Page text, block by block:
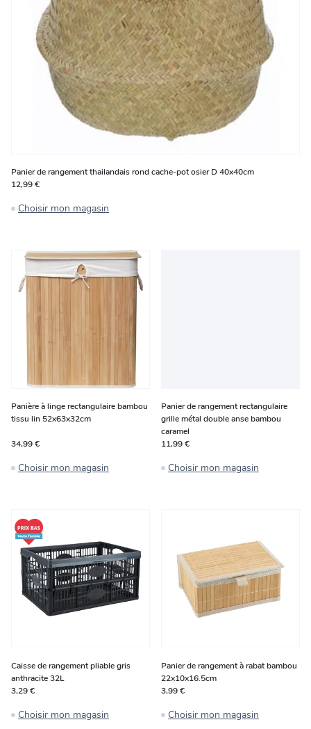
Panier de rangement thailandais rond cache-pot osier D 40x40cm
12,99 €
Choisir mon magasin
Panière à linge rectangulaire bambou
tissu lin 52x63x32cm
34,99 €
Choisir mon magasin
Panier de rangement rectangulaire
grille métal double anse bambou
caramel
11,99 €
Choisir mon magasin
Caisse de rangement pliable gris
anthracite 32L
3,29 €
Choisir mon magasin
Panier de rangement à rabat bambou
22x10x16.5cm
3,99 €
Choisir mon magasin